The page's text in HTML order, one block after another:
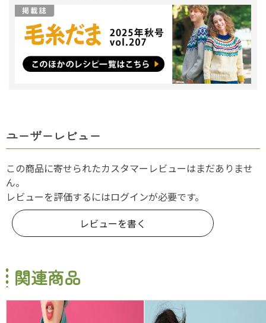
ユーザーレビュー
この商品に寄せられたカスタマーレビューはまだありませ
ん。
レビューを評価するにはログインが必要です。
レビューを書く
関連商品